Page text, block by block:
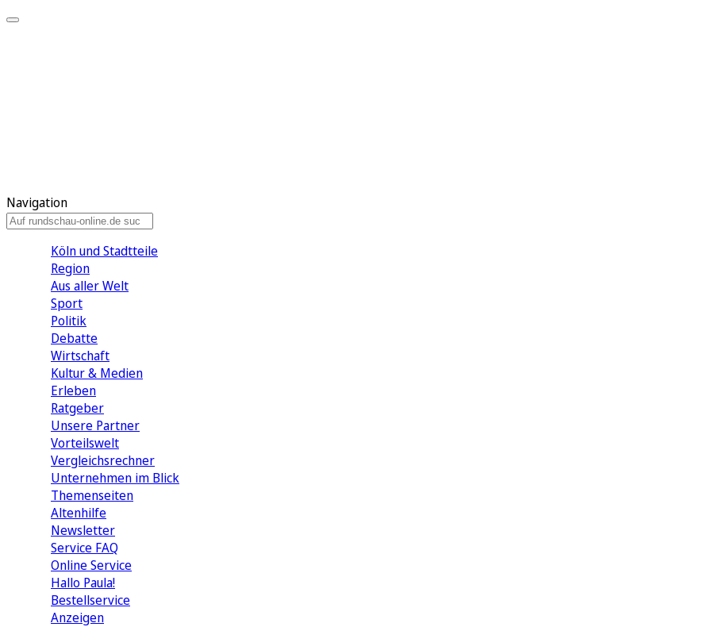
Navigation
Köln und Stadtteile
Region
Aus aller Welt
Sport
Politik
Debatte
Wirtschaft
Kultur & Medien
Erleben
Ratgeber
Unsere Partner
Vorteilswelt
Vergleichsrechner
Unternehmen im Blick
Themenseiten
Altenhilfe
Newsletter
Service FAQ
Online Service
Hallo Paula!
Bestellservice
Anzeigen